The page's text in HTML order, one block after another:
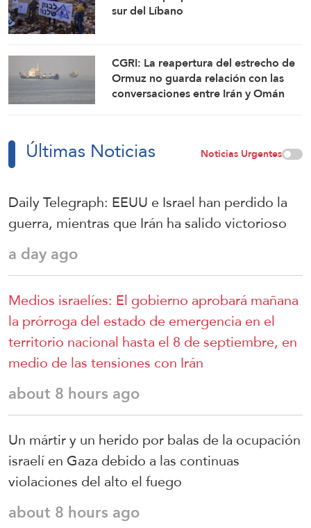
sur del Líbano
CGRI: La reapertura del estrecho de
Ormuz no guarda relación con las
conversaciones entre Irán y Omán
Últimas Noticias Noticias Urgentes
Daily Telegraph: EEUU e Israel han perdido la
guerra, mientras que Irán ha salido victorioso
a day ago
Medios israelíes: El gobierno aprobará mañana
la prórroga del estado de emergencia en el
territorio nacional hasta el 8 de septiembre, en
medio de las tensiones con Irán
about 8 hours ago
Un mártir y un herido por balas de la ocupación
israelí en Gaza debido a las continuas
violaciones del alto el fuego
about 8 hours ago